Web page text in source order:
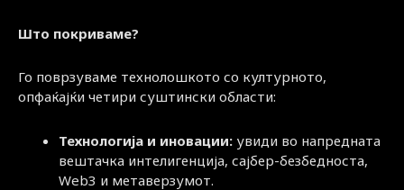
Што покриваме?
Го поврзуваме технолошкото со културното,
опфаќајќи четири суштински области:
Технологија и иновации: увиди во напредната
вештачка интелигенција, сајбер-безбедноста,
Web3 и метаверзумот.